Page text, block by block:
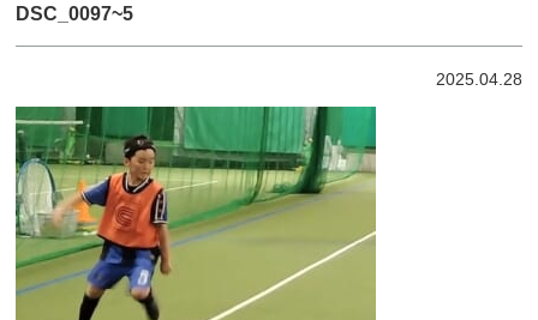
DSC_0097~5
2025.04.28